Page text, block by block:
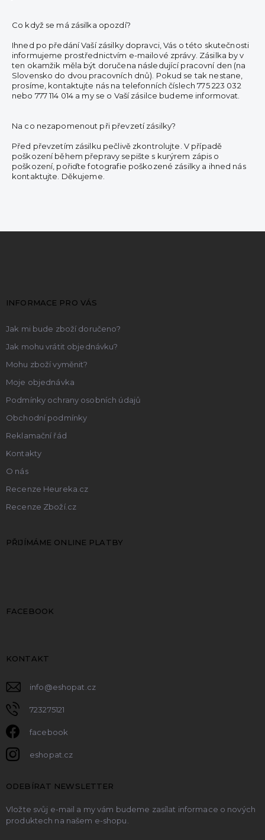
Co když se má zásilka opozdí?
Ihned po předání Vaší zásilky dopravci, Vás o této skutečnosti
informujeme prostřednictvím e-mailové zprávy. Zásilka by v
ten okamžik měla být doručena následující pracovní den (na
Slovensko do dvou pracovních dnů). Pokud se tak nestane,
prosíme, kontaktujte nás na telefonních číslech 775 223 032
nebo 777 114 014 a my se o Vaší zásilce budeme informovat.
Na co nezapomenout při převzetí zásilky?
Před převzetím zásilku pečlivě zkontrolujte. V případě
poškození během přepravy sepište s kurýrem zápis o
poškození, pořiďte fotografie poškozené zásilky a ihned nás
kontaktujte. Děkujeme.
INFORMACE PRO VÁS
Jak mi bude zboží doručeno?
Jak mohu vrátit objednávku?
Mohu zboží vyměnit?
Moje objednávka
Podmínky ochrany osobních údajů
Obchodní podmínky
Reklamační řád
Kontakty
O nás
Recenze Heureka.cz
Recenze Zboží.cz
PŘIJÍMÁME ONLINE PLATBY
FACEBOOK
KONTAKT
info@eshopat.cz
723275121
facebook
eshopat.cz
ODEBÍRAT NEWSLETTER
Vložte svůj e-mail a my vám budeme zasílat informace o nových
produktech na našem e-shopu.